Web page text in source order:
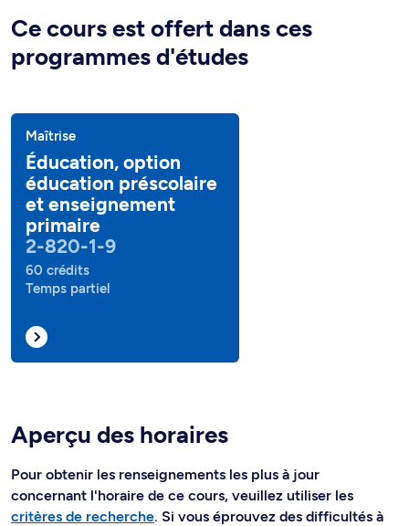
Ce cours est offert dans ces
programmes d'études
Maîtrise
Éducation, option
éducation préscolaire
et enseignement
primaire
2-820-1-9
60 crédits
Temps partiel
Aperçu des horaires
Pour obtenir les renseignements les plus à jour
concernant l'horaire de ce cours, veuillez utiliser les
critères de recherche. Si vous éprouvez des difficultés à